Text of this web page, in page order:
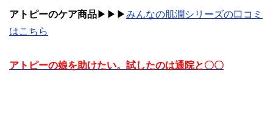
アトピーのケア商品 ▶︎▶︎▶︎みんなの肌潤シリーズの口コミ
はこちら
アトピーの娘を助けたい。試したのは通院と〇〇